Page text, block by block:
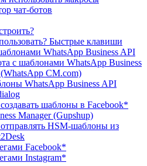
чат-ботов
Быстрые клавиши
WhatsApp Business API
с шаблонами WhatsApp Business
CM.com)
WhatsApp Business API
шаблоны в Facebook*
Manager (Gupshup)
HSM-шаблоны из
Facebook*
Instagram*